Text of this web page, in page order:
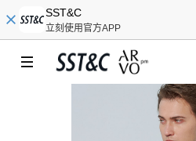
SST&C
立刻使用官方APP